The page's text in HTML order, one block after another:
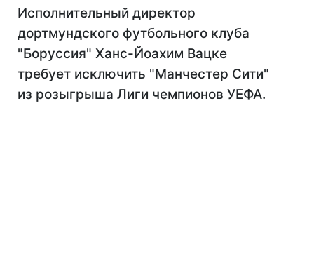
Исполнительный директор
дортмундского футбольного клуба
"Боруссия" Ханс-Йоахим Вацке
требует исключить "Манчестер Сити"
из розыгрыша Лиги чемпионов УЕФА.